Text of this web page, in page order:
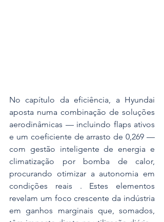
No capítulo da eficiência, a Hyundai
aposta numa combinação de soluções
aerodinâmicas — incluindo flaps ativos
e um coeficiente de arrasto de 0,269 —
com gestão inteligente de energia e
climatização por bomba de calor,
procurando otimizar a autonomia em
condições reais . Estes elementos
revelam um foco crescente da indústria
em ganhos marginais que, somados,